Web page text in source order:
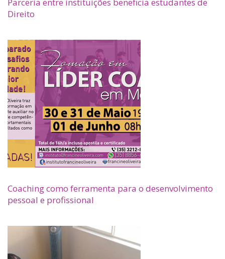
Direito
Coaching como ferramenta para o desenvolvimento
pessoal e profissional